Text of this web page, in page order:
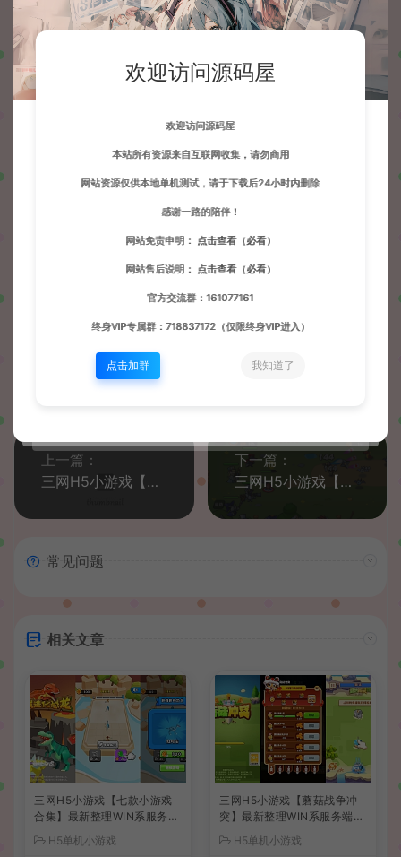
WIN系服务端+Linux手工服务端+详细搭建教程
https://wd.51boshao.vip/62769/h5djxyx/
波少 网站默认解压密码：www.51boshao.com
上一篇：
三网H5小游戏【夜市餐厅】最新整理WIN系服务端+Linux手工服务端+详细搭建教程
下一篇：
三网H5小游戏【鼹鼠联萌】最新整理WIN系服务端+Linux手工服务端+详细搭建教程
常见问题
相关文章
三网H5小游戏【七款小游戏
合集】最新整理WIN系服务端
+Linux手工服务端+详细搭建
教程
H5单机小游戏
三网H5小游戏【蘑菇战争冲
突】最新整理WIN系服务端+
Linux手工服务端+详细搭建
教程
H5单机小游戏
欢迎访问源码屋
欢迎访问源码屋
本站所有资源来自互联网收集，请勿商用
网站资源仅供本地单机测试，请于下载后24小时内删除
感谢一路的陪伴！
网站免责申明： 点击查看（必看）
网站售后说明： 点击查看（必看）
官方交流群：161077161
终身VIP专属群：718837172（仅限终身VIP进入）
点击加群 我知道了